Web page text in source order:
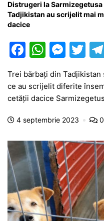
Distrugeri la Sarmizegetusa
Tadjikistan au scrijelit mai
dacice
F
c
e
b
o
o
k
W
h
at
s
A
p
M
s
s
e
g
er
T
itt
er
Trei bărbați din
ce au scrijelit diferite
cetății dacice
4 septembrie 2023 0